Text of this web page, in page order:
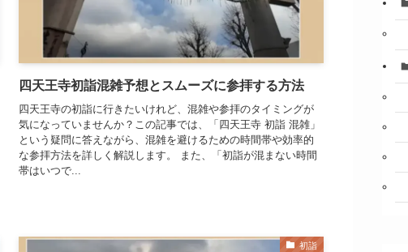
四天王寺初詣混雑予想とスムーズに参拝する方法
四天王寺の初詣に行きたいけれど、混雑や参拝のタイミングが
気になっていませんか？この記事では、「四天王寺 初詣 混雑」
という疑問に答えながら、混雑を避けるための時間帯や効率的
な参拝方法を詳しく解説します。 また、「初詣が混まない時間
帯はいつで...
初詣